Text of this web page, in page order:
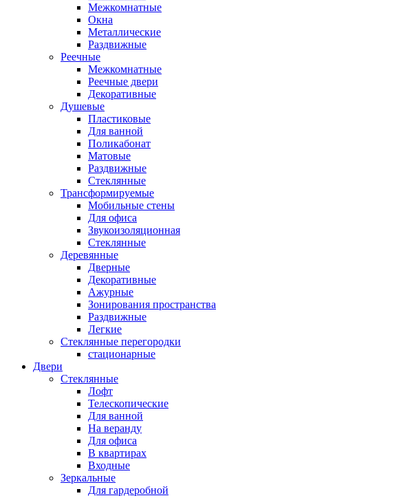
Межкомнатные
Окна
Металлические
Раздвижные
Реечные
Межкомнатные
Реечные двери
Декоративные
Душевые
Пластиковые
Для ванной
Поликабонат
Матовые
Раздвижные
Стеклянные
Трансформируемые
Мобильные стены
Для офиса
Звукоизоляционная
Стеклянные
Деревянные
Дверные
Декоративные
Ажурные
Зонирования пространства
Раздвижные
Легкие
Стеклянные перегородки
стационарные
Двери
Стеклянные
Лофт
Телескопические
Для ванной
На веранду
Для офиса
В квартирах
Входные
Зеркальные
Для гардеробной